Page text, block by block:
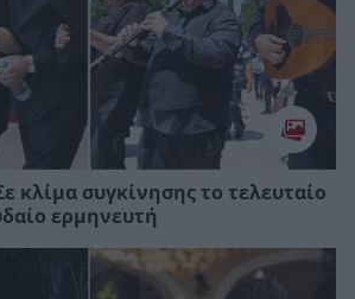
κλίμα συγκίνησης το τελευταίο
ερμηνευτή